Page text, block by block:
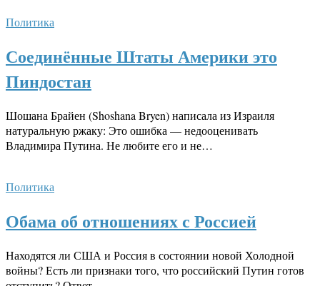
Политика
Соединённые Штаты Америки это
Пиндостан
Шошана Брайен (Shoshana Bryen) написала из Израиля
натуральную ржаку: Это ошибка — недооценивать
Владимира Путина. Не любите его и не…
Политика
Обама об отношениях с Россией
Находятся ли США и Россия в состоянии новой Холодной
войны? Есть ли признаки того, что российский Путин готов